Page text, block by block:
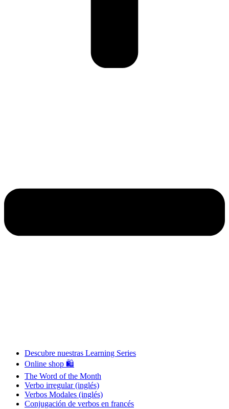
Descubre nuestras Learning Series
Online shop 🛍
The Word of the Month
Verbo irregular (inglés)
Verbos Modales (inglés)
Conjugación de verbos en francés